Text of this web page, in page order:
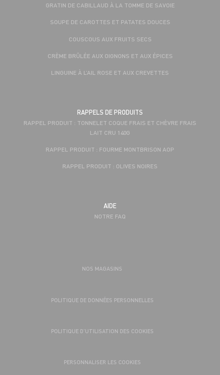
GRATIN DE CABILLAUD À LA TOMME DE SAVOIE
SOUPE DE CAROTTES ET PATATES DOUCES
COUSCOUS AUX FRUITS SECS
CRÈME BRÛLÉE AUX OIGNONS ET AUX ÉPICES
LINGUINE À L’AIL ROSE ET AUX CREVETTES
RAPPELS DE PRODUITS
RAPPEL PRODUIT : TONNELET COQUE FRAIS ET CHÈVRE FRAIS
LAIT CRU 140G
RAPPEL PRODUIT : FOURME MONTBRISON AOP
RAPPEL PRODUIT : OLIVES NOIRES
AIDE
NOTRE FAQ
NOS MAGASINS
POLITIQUE DE DONNÉES PERSONNELLES
POLITIQUE D’UTILISATION DES COOKIES
PERSONNALISER LES COOKIES